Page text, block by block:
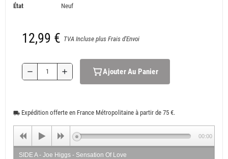
État
Neuf
12,99 € TVA Incluse plus Frais d'Envoi
remove add Ajouter Au Panier
local_shipping Expédition offerte en France Métropolitaine à partir de 75 €.
SIDE A - Joe Higgs - Sensation Of Love
00:00